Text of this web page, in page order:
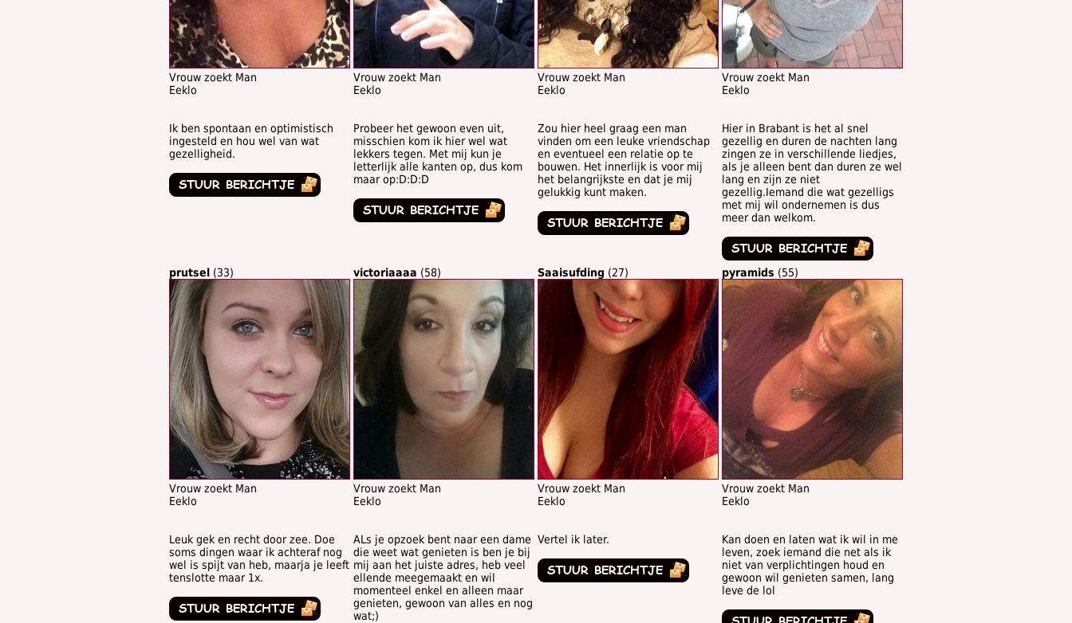
Vrouw zoekt Man
Eeklo
Ik ben spontaan en optimistisch
ingesteld en hou wel van wat
gezelligheid.
Vrouw zoekt Man
Eeklo
Probeer het gewoon even uit,
misschien kom ik hier wel wat
lekkers tegen. Met mij kun je
letterlijk alle kanten op, dus kom
maar op:D:D:D
Vrouw zoekt Man
Eeklo
Zou hier heel graag een man
vinden om een leuke vriendschap
en eventueel een relatie op te
bouwen. Het innerlijk is voor mij
het belangrijkste en dat je mij
gelukkig kunt maken.
Vrouw zoekt Man
Eeklo
Hier in Brabant is het al snel
gezellig en duren de nachten lang
zingen ze in verschillende liedjes,
als je alleen bent dan duren ze wel
lang en zijn ze niet
gezellig.Iemand die wat gezelligs
met mij wil ondernemen is dus
meer dan welkom.
prutsel (33)
Vrouw zoekt Man
Eeklo
Leuk gek en recht door zee. Doe
soms dingen waar ik achteraf nog
wel is spijt van heb, maarja je leeft
tenslotte maar 1x.
victoriaaaa (58)
Vrouw zoekt Man
Eeklo
ALs je opzoek bent naar een dame
die weet wat genieten is ben je bij
mij aan het juiste adres, heb veel
ellende meegemaakt en wil
momenteel enkel en alleen maar
genieten, gewoon van alles en nog
wat;)
Saaisufding (27)
Vrouw zoekt Man
Eeklo
Vertel ik later.
pyramids (55)
Vrouw zoekt Man
Eeklo
Kan doen en laten wat ik wil in me
leven, zoek iemand die net als ik
niet van verplichtingen houd en
gewoon wil genieten samen, lang
leve de lol